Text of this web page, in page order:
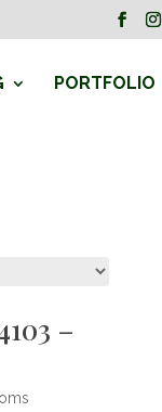
PORTFOLIO
–